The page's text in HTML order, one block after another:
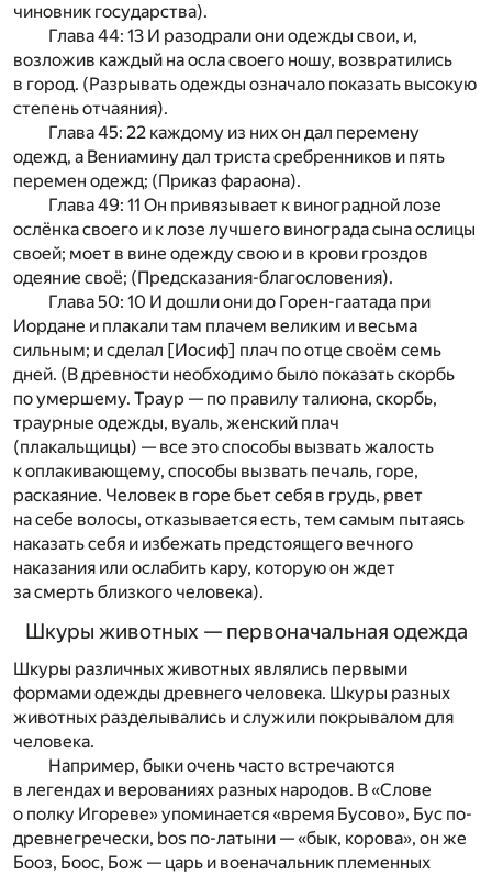
чиновник государства).
Глава 44: 13 И разодрали они одежды свои, и,
возложив каждый на осла своего ношу, возвратились
в город. (Разрывать одежды означало показать высокую
степень отчаяния).
Глава 45: 22 каждому из них он дал перемену
одежд, а Вениамину дал триста сребренников и пять
перемен одежд; (Приказ фараона).
Глава 49: 11 Он привязывает к виноградной лозе
ослёнка своего и к лозе лучшего винограда сына ослицы
своей; моет в вине одежду свою и в крови гроздов
одеяние своё; (Предсказания-благословения).
Глава 50: 10 И дошли они до Горен-гаатада при
Иордане и плакали там плачем великим и весьма
сильным; и сделал [Иосиф] плач по отце своём семь
дней. (В древности необходимо было показать скорбь
по умершему. Траур — по правилу талиона, скорбь,
траурные одежды, вуаль, женский плач
(плакальщицы) — все это способы вызвать жалость
к оплакивающему, способы вызвать печаль, горе,
раскаяние. Человек в горе бьет себя в грудь, рвет
на себе волосы, отказывается есть, тем самым пытаясь
наказать себя и избежать предстоящего вечного
наказания или ослабить кару, которую он ждет
за смерть близкого человека).
Шкуры животных — первоначальная одежда
Шкуры различных животных являлись первыми
формами одежды древнего человека. Шкуры разных
животных разделывались и служили покрывалом для
человека.
Например, быки очень часто встречаются
в легендах и верованиях разных народов. В «Слове
о полку Игореве» упоминается «время Бусово», Бус по-
древнегречески, bos по-латыни — «бык, корова», он же
Бооз, Боос, Бож — царь и военачальник племенных